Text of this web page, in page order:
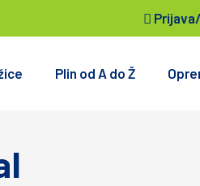
Plin od A do Ž